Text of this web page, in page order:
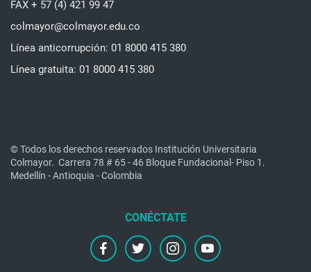
FAX + 57 (4) 421 99 47
colmayor@colmayor.edu.co
Línea anticorrupción: 01 8000 415 380
Línea gratuita: 01 8000 415 380
© Todos los derechos reservados Institución Universitaria
Colmayor. Carrera 78 # 65 - 46 Bloque Fundacional- Piso 1.
Medellín - Antioquia - Colombia